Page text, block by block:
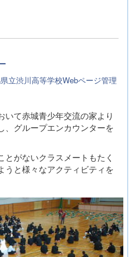
立渋川高等学校Webページ管理
て赤城青少年交流の家より
、グループエンカウンターを
がないクラスメートもたく
うと様々なアクティビティを